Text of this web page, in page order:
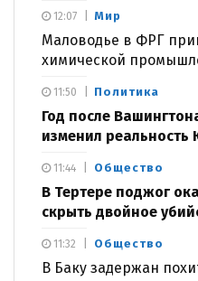
Мир
Маловодье в ФРГ
химической
12:07
Политика
Год после
изменил
11:50
Общество
В Тертере поджог
скрыть двойное
11:44
Общество
В Баку задержан
11:32